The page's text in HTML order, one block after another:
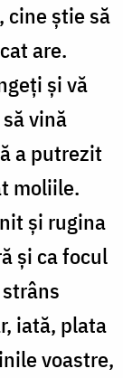
cine știe să
are.
și vă
vină
a putrezit
moliile.
și rugina
și ca focul
iată, plata
voastre,